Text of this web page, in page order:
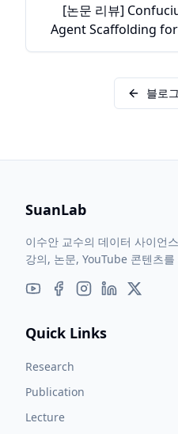
[논문 리뷰]
Agent Scaffolding
블로
SuanLab
이수안 교수의 데이터 사이언
강의, 논문, YouTube 콘텐츠
Quick Links
Research
Publication
Lecture